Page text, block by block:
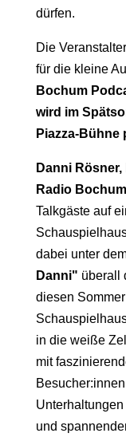
dürfen.
Die
für die kleine
Bochum
wird im
Piazza-Bühne
Danni
Radio
Talkgäste auf
dabei unter
Danni" überall
diesen
in die weiße
mit
und